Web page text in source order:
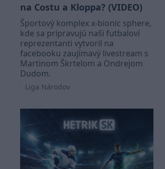
na Costu a Kloppa? (VIDEO)
Športový komplex x-bionic sphere,
kde sa pripravujú naši futbaloví
reprezentanti vytvoril na
facebooku zaujímavý livestream s
Martinom Škrtelom a Ondrejom
Dudom.
Liga Národov